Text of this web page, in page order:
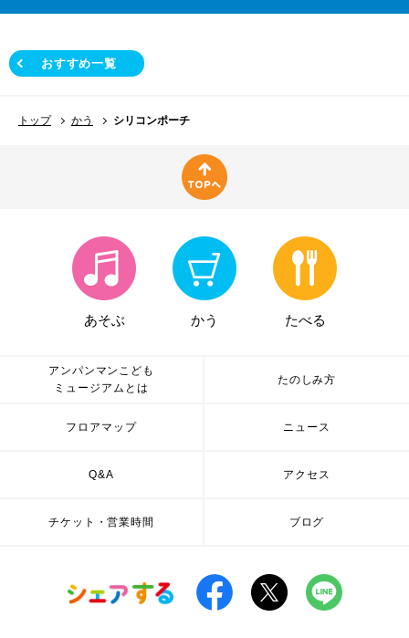
おすすめ一覧
トップ かう シリコンポーチ
あそぶ かう たべる
アンパンマンこども
ミュージアムとは
たのしみ方
フロアマップ ニュース
Q&A アクセス
チケット・営業時間 ブログ